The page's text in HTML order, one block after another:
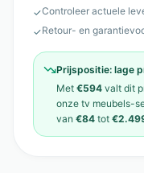
✓Controleer actuele
✓Retour- en
Prijspositie: lage
Met €594 valt dit
onze tv meubels-
van €84 tot